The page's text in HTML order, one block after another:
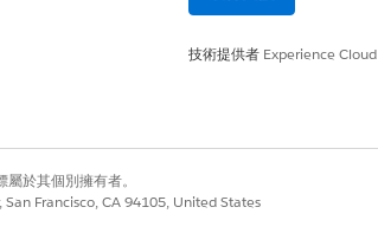
戶服務。
技術提供者 Experience Cloud
於其個別擁有者。
Francisco, CA 94105, United States